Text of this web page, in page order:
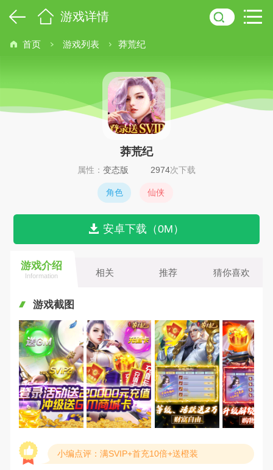
游戏详情
首页 游戏列表 莽荒纪
莽荒纪
属性： 变态版 2974次下载
角色 仙侠
安卓下载（0M）
游戏介绍
Information 相关 推荐 猜你喜欢
游戏截图
小编点评：满SVIP+首充10倍+送橙装